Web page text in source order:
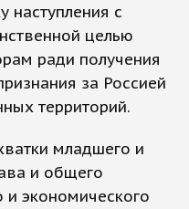
наступления с
целью
ради получения
за Россией
территорий.
младшего и
и общего
и экономического